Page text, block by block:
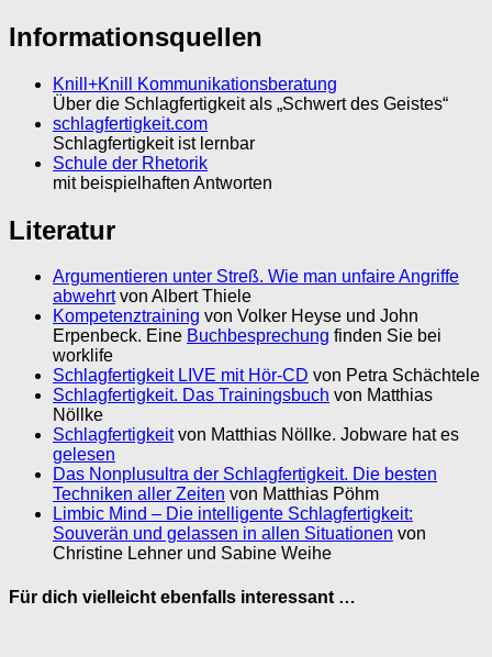
Informationsquellen
Knill+Knill Kommunikationsberatung
Über die Schlagfertigkeit als „Schwert des Geistes“
schlagfertigkeit.com
Schlagfertigkeit ist lernbar
Schule der Rhetorik
mit beispielhaften Antworten
Literatur
Argumentieren unter Streß. Wie man unfaire Angriffe
abwehrtvon Albert Thiele
Kompetenztraining von Volker Heyse und John
Erpenbeck. Eine Buchbesprechung finden Sie bei
worklife
Schlagfertigkeit LIVE mit Hör-CD von Petra Schächtele
Schlagfertigkeit. Das Trainingsbuch von Matthias
Nöllke
Schlagfertigkeitvon Matthias Nöllke. Jobware hat es
gelesen
Das Nonplusultra der Schlagfertigkeit. Die besten
Techniken aller Zeiten von Matthias Pöhm
Limbic Mind – Die intelligente Schlagfertigkeit:
Souverän und gelassen in allen Situationen von
Christine Lehner und Sabine Weihe
Für dich vielleicht ebenfalls interessant …